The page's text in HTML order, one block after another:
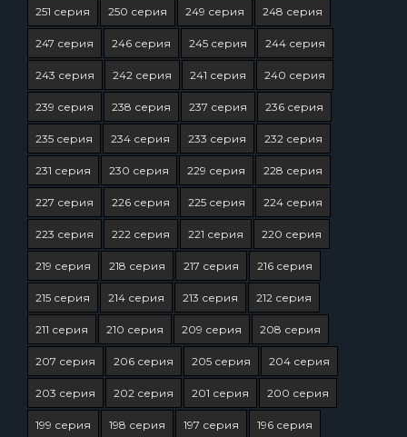
251 серия 250 серия 249 серия 248 серия
247 серия 246 серия 245 серия 244 серия
243 серия 242 серия 241 серия 240 серия
239 серия 238 серия 237 серия 236 серия
235 серия 234 серия 233 серия 232 серия
231 серия 230 серия 229 серия 228 серия
227 серия 226 серия 225 серия 224 серия
223 серия 222 серия 221 серия 220 серия
219 серия 218 серия 217 серия 216 серия
215 серия 214 серия 213 серия 212 серия
211 серия 210 серия 209 серия 208 серия
207 серия 206 серия 205 серия 204 серия
203 серия 202 серия 201 серия 200 серия
199 серия 198 серия 197 серия 196 серия